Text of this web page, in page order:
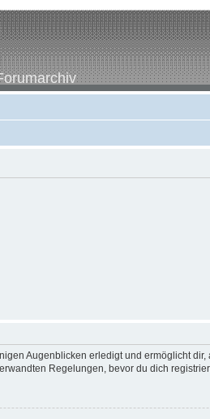
Augenblicken erledigt und ermöglicht
Regelungen, bevor du dich